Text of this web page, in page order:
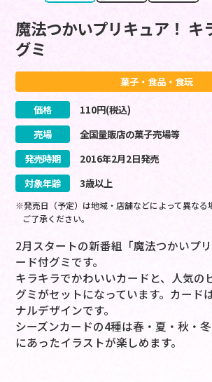
魔法つかいプリキュア！ キ
グミ
菓子・食品・食玩
価格 110円(税込)
売場
全国量販店の菓子売場等
発売時期
2016年2月2日発売
対象年齢
3歳以上
※発売日（予定）は地域・店舗などによって異なる
ご了承ください。
2月スタートの新番組「魔法つかいプ
ード付グミです。
キラキラでかわいいカードと、人気の
グミがセットになっています。カード
ナルデザインです。
シーズンカードの4種は春・夏・秋・
にあったイラストが楽しめます。